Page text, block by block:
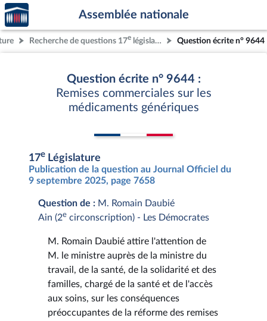
Aller au contenu
Aller en bas de la page
Accèder
à la
page
d'accueil
Assemblée nationale
Recherche de questions 17e législature Question écrite n° 9644
Question écrite n° 9644 :
Remises commerciales sur les
médicaments génériques
17e Législature
Publication de la question au Journal Officiel du
9 septembre 2025, page 7658
Question de : M. Romain Daubié
Ain (2e circonscription) - Les Démocrates
M. Romain Daubié attire l'attention de
M. le ministre auprès de la ministre du
travail, de la santé, de la solidarité et des
familles, chargé de la santé et de l'accès
aux soins, sur les conséquences
préoccupantes de la réforme des remises